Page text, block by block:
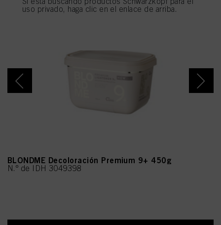
BLONDME Decoloración Premium 9+ 450g
N.º de IDH 3049398
uso privado, haga clic en el enlace de arriba.
utilizarán las cookies que sean técnicamente necesarias para proporcionarle
este sitio web .